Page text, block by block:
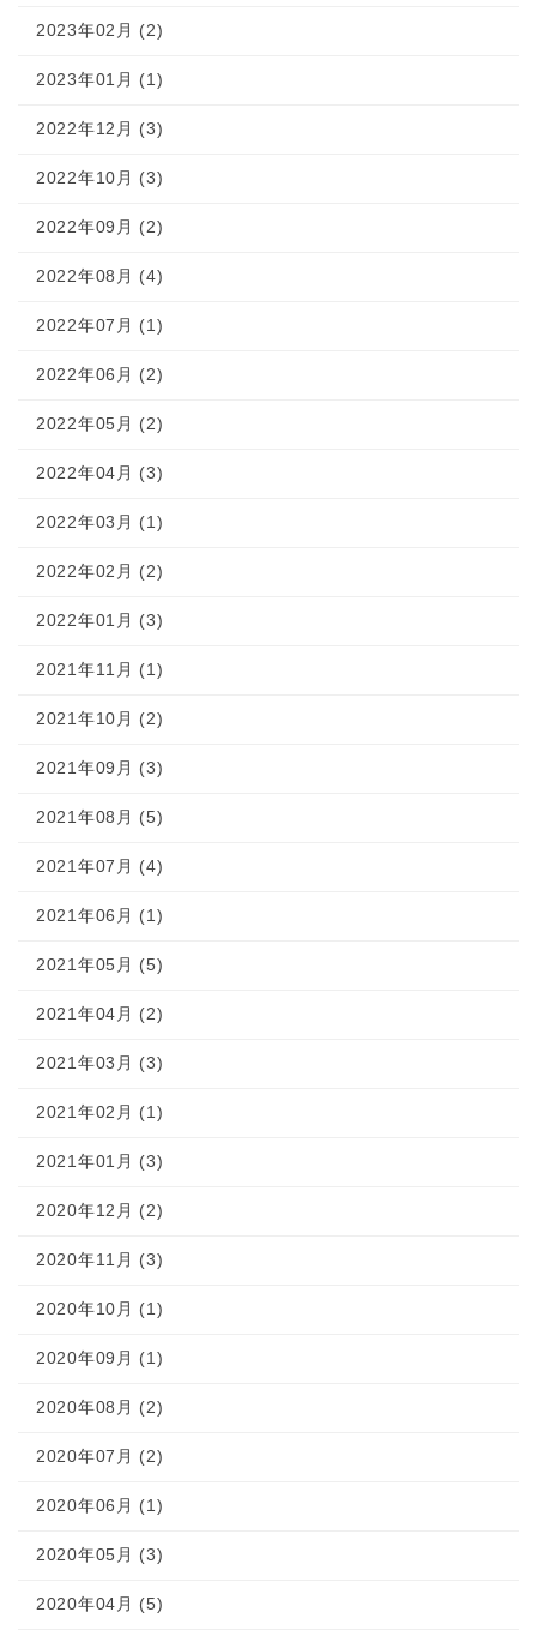
2023年02月 (2)
2023年01月 (1)
2022年12月 (3)
2022年10月 (3)
2022年09月 (2)
2022年08月 (4)
2022年07月 (1)
2022年06月 (2)
2022年05月 (2)
2022年04月 (3)
2022年03月 (1)
2022年02月 (2)
2022年01月 (3)
2021年11月 (1)
2021年10月 (2)
2021年09月 (3)
2021年08月 (5)
2021年07月 (4)
2021年06月 (1)
2021年05月 (5)
2021年04月 (2)
2021年03月 (3)
2021年02月 (1)
2021年01月 (3)
2020年12月 (2)
2020年11月 (3)
2020年10月 (1)
2020年09月 (1)
2020年08月 (2)
2020年07月 (2)
2020年06月 (1)
2020年05月 (3)
2020年04月 (5)